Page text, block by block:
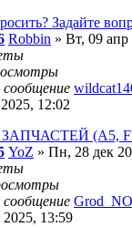
Задайте
Robbin » Вт, 09 апр
сообщение
12:02
ЗАПЧАСТЕЙ (А5,
YoZ » Пн, 28 дек
сообщение Grod_NO
13:59